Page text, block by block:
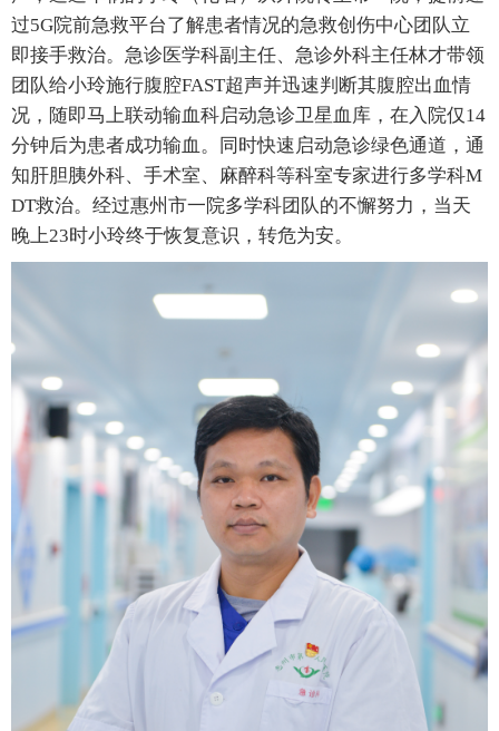
过5G院前急救平台了解患者情况的急救创伤中心团队立
即接手救治。急诊医学科副主任、急诊外科主任林才带领
团队给小玲施行腹腔FAST超声并迅速判断其腹腔出血情
况，随即马上联动输血科启动急诊卫星血库，在入院仅14
分钟后为患者成功输血。同时快速启动急诊绿色通道，通
知肝胆胰外科、手术室、麻醉科等科室专家进行多学科M
DT救治。经过惠州市一院多学科团队的不懈努力，当天
晚上23时小玲终于恢复意识，转危为安。